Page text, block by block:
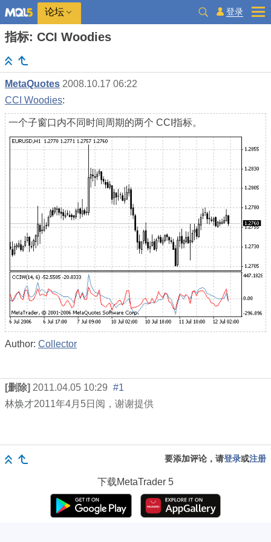
论坛 登录
指标: CCI Woodies
MetaQuotes 2008.10.17 06:22
CCI Woodies:
一个子窗口内不同时间周期的两个 CCI指标。
Author: Collector
[删除] 2011.04.05 10:29 #1
林焕才2011年4月 5日阅，谢谢提供
要添加评论，请登录或注册
下载MetaTrader 5